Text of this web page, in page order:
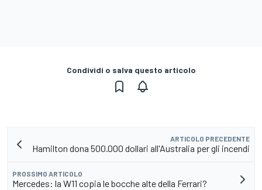
Condividi o salva questo articolo
ARTICOLO PRECEDENTE
Hamilton dona 500.000 dollari all'Australia per gli incendi
PROSSIMO ARTICOLO
Mercedes: la W11 copia le bocche alte della Ferrari?